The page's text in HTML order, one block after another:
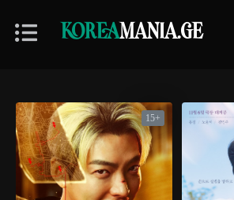
KOREAMANIA.GE
15+